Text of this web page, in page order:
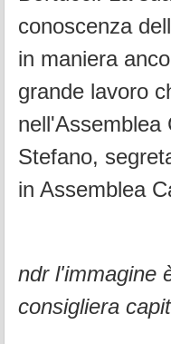
conoscenza
in maniera
grande lavoro
nell'Assemblea
Stefano,
in Assemblea
ndr l'immagine
consigliera